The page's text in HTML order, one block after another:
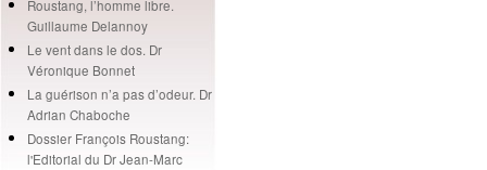
Roustang, l’homme libre.
Guillaume Delannoy
Le vent dans le dos. Dr
Véronique Bonnet
La guérison n’a pas d’odeur. Dr
Adrian Chaboche
Dossier François Roustang:
l'Editorial du Dr Jean-Marc